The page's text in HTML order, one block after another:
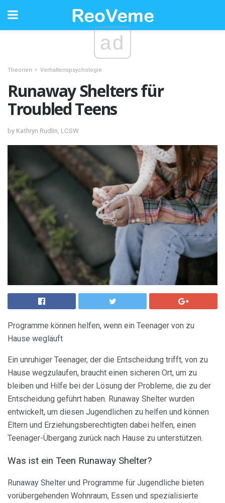
ad
Theorien Verhaltenspsychologie
Runaway Shelters für
Troubled Teens
by Kathryn Rudlin, LCSW
Programme können helfen, wenn ein Teenager von zu
Hause wegläuft
Ein unruhiger Teenager, der die Entscheidung trifft, von zu
Hause wegzulaufen, braucht einen sicheren Ort, um zu
bleiben und Hilfe bei der Lösung der Probleme, die zu der
Entscheidung geführt haben. Runaway Shelter wurden
entwickelt, um diesen Jugendlichen zu helfen und können
Eltern und Erziehungsberechtigten dabei helfen, einen
Teenager-Übergang zurück nach Hause zu unterstützen.
Was ist ein Teen Runaway Shelter?
Runaway Shelter und Programme für Jugendliche bieten
vorübergehenden Wohnraum, Essen und spezialisierte